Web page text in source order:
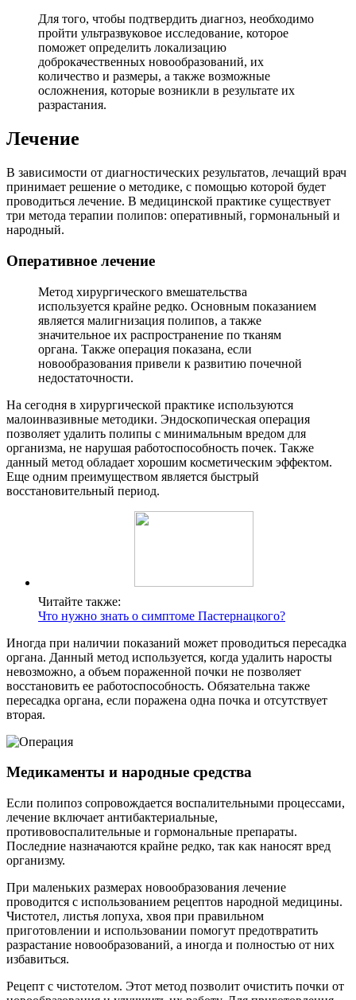
Для того, чтобы подтвердить диагноз, необходимо
пройти ультразвуковое исследование, которое
поможет определить локализацию
доброкачественных новообразований, их
количество и размеры, а также возможные
осложнения, которые возникли в результате их
разрастания.
Лечение
В зависимости от диагностических результатов, лечащий врач
принимает решение о методике, с помощью которой будет
проводиться лечение. В медицинской практике существует
три метода терапии полипов: оперативный, гормональный и
народный.
Оперативное лечение
Метод хирургического вмешательства
используется крайне редко. Основным показанием
является малигнизация полипов, а также
значительное их распространение по тканям
органа. Также операция показана, если
новообразования привели к развитию почечной
недостаточности.
На сегодня в хирургической практике используются
малоинвазивные методики. Эндоскопическая операция
позволяет удалить полипы с минимальным вредом для
организма, не нарушая работоспособность почек. Также
данный метод обладает хорошим косметическим эффектом.
Еще одним преимуществом является быстрый
восстановительный период.
Читайте также:
Что нужно знать о симптоме Пастернацкого?
Иногда при наличии показаний может проводиться пересадка
органа. Данный метод используется, когда удалить наросты
невозможно, а объем пораженной почки не позволяет
восстановить ее работоспособность. Обязательна также
пересадка органа, если поражена одна почка и отсутствует
вторая.
Медикаменты и народные средства
Если полипоз сопровождается воспалительными процессами,
лечение включает антибактериальные,
противовоспалительные и гормональные препараты.
Последние назначаются крайне редко, так как наносят вред
организму.
При маленьких размерах новообразования лечение
проводится с использованием рецептов народной медицины.
Чистотел, листья лопуха, хвоя при правильном
приготовлении и использовании помогут предотвратить
разрастание новообразований, а иногда и полностью от них
избавиться.
Рецепт с чистотелом. Этот метод позволит очистить почки от